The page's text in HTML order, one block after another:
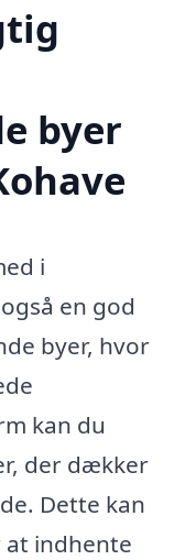
byer
i
en god
byer, hvor
kan du
der dækker
Dette kan
indhente